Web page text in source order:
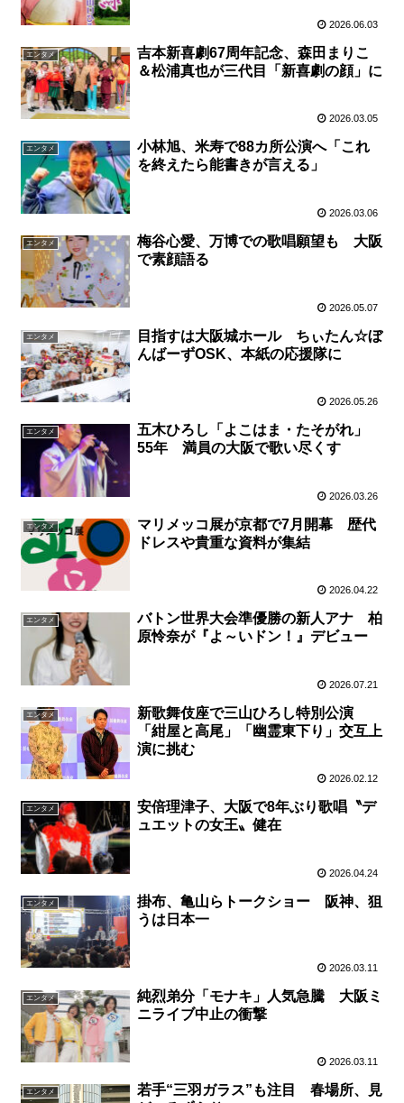
2026.06.03
エンタメ
吉本新喜劇67周年記念、森田まりこ
＆松浦真也が三代目「新喜劇の顔」に
2026.03.05
エンタメ
小林旭、米寿で88カ所公演へ「これ
を終えたら能書きが言える」
2026.03.06
エンタメ
梅谷心愛、万博での歌唱願望も 大阪
で素顔語る
2026.05.07
エンタメ
目指すは大阪城ホール ちぃたん☆ぼ
んばーずOSK、本紙の応援隊に
2026.05.26
エンタメ
五木ひろし「よこはま・たそがれ」
55年 満員の大阪で歌い尽くす
2026.03.26
エンタメ
マリメッコ展が京都で7月開幕 歴代
ドレスや貴重な資料が集結
2026.04.22
エンタメ
バトン世界大会準優勝の新人アナ 柏
原怜奈が『よ～いドン！』デビュー
2026.07.21
エンタメ
新歌舞伎座で三山ひろし特別公演
「紺屋と高尾」「幽霊東下り」交互上
演に挑む
2026.02.12
エンタメ
安倍理津子、大阪で8年ぶり歌唱〝デ
ュエットの女王〟健在
2026.04.24
エンタメ
掛布、亀山らトークショー 阪神、狙
うは日本一
2026.03.11
エンタメ
純烈弟分「モナキ」人気急騰 大阪ミ
ニライブ中止の衝撃
2026.03.11
エンタメ
若手“三羽ガラス”も注目 春場所、見